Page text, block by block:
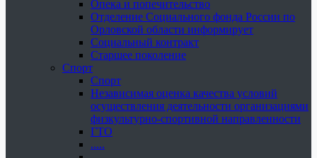
Опека и попечительство
Отделение Социального фонда России по
Орловской области информирует
Социальный контракт
Старшее поколение
Спорт
Спорт
Независимая оценка качества условий
осуществления деятельности организациями
физкультурно-спортивной направленности
ГТО
.....